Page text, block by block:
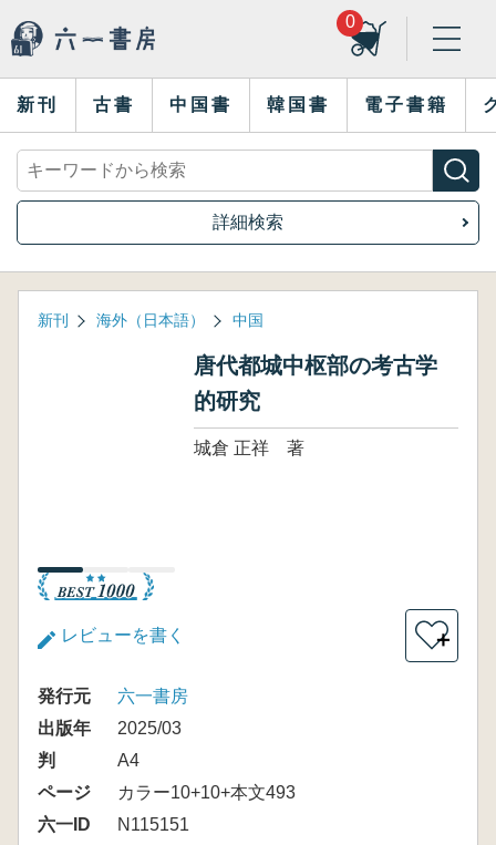
0
新刊 古書 中国書 韓国書 電子書籍
詳細検索
新刊 海外（日本語） 中国
唐代都城中枢部の考古学
的研究
城倉 正祥 著
レビューを書く ＋
発行元
六一書房
出版年
2025/03
判
A4
ページ
カラー10+10+本文493
六一ID
N115151